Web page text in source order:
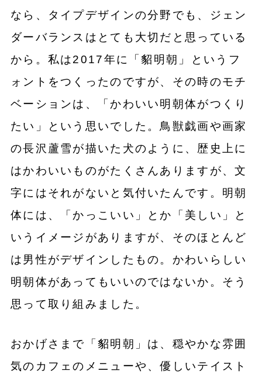
なら、タイプデザインの分野でも、ジェン
ダーバランスはとても大切だと思っている
から。私は2017年に「貂明朝」というフ
ォントをつくったのですが、その時のモチ
ベーションは、「かわいい明朝体がつくり
たい」という思いでした。鳥獣戯画や画家
の長沢蘆雪が描いた犬のように、歴史上に
はかわいいものがたくさんありますが、文
字にはそれがないと気付いたんです。明朝
体には、「かっこいい」とか「美しい」と
いうイメージがありますが、そのほとんど
は男性がデザインしたもの。かわいらしい
明朝体があってもいいのではないか。そう
思って取り組みました。
おかげさまで「貂明朝」は、穏やかな雰囲
気のカフェのメニューや、優しいテイスト